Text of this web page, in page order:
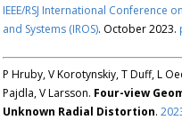
IEEE/RSJ International Conference
and Systems (IROS). October 2023.
P Hruby, V Korotynskiy, T Duff, L
Pajdla, V Larsson. Four-view
Unknown Radial Distortion.